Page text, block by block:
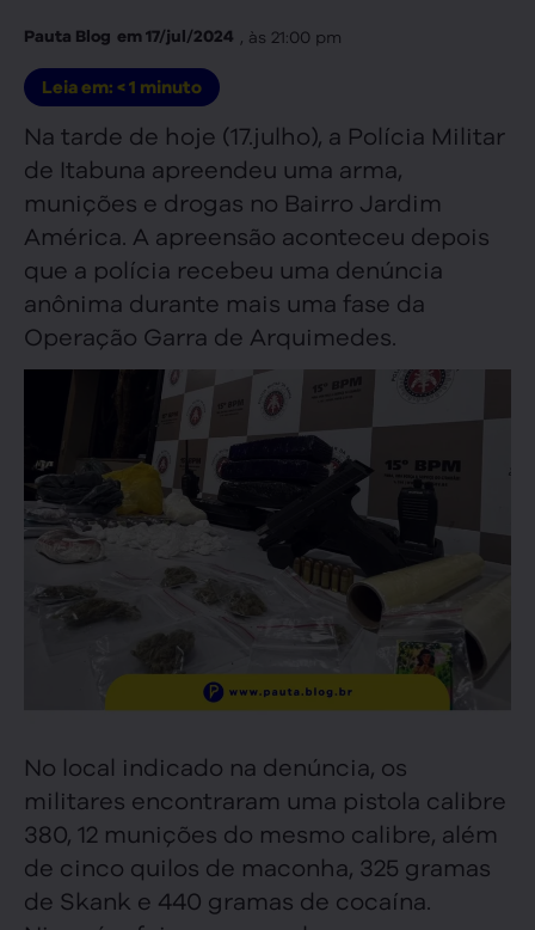
Pauta Blog em17/jul/2024 , às 21:00 pm
Leia em: < 1 minuto
Na tarde de hoje (17.julho), a Polícia Militar
de Itabuna apreendeu uma arma,
munições e drogas no Bairro Jardim
América. A apreensão aconteceu depois
que a polícia recebeu uma denúncia
anônima durante mais uma fase da
Operação Garra de Arquimedes.
No local indicado na denúncia, os
militares encontraram uma pistola calibre
380, 12 munições do mesmo calibre, além
de cinco quilos de maconha, 325 gramas
de Skank e 440 gramas de cocaína.